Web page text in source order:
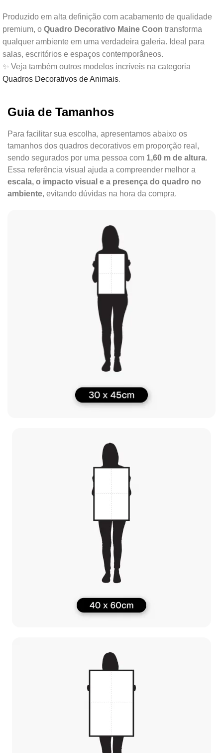
Produzido em alta definição com acabamento de qualidade
premium, o Quadro Decorativo Maine Coon transforma
qualquer ambiente em uma verdadeira galeria. Ideal para
salas, escritórios e espaços contemporâneos.
✨ Veja também outros modelos incríveis na categoria
Quadros Decorativos de Animais.
Guia de Tamanhos
Para facilitar sua escolha, apresentamos abaixo os
tamanhos dos quadros decorativos em proporção real,
sendo segurados por uma pessoa com 1,60 m de altura.
Essa referência visual ajuda a compreender melhor a
escala, o impacto visual e a presença do quadro no
ambiente, evitando dúvidas na hora da compra.